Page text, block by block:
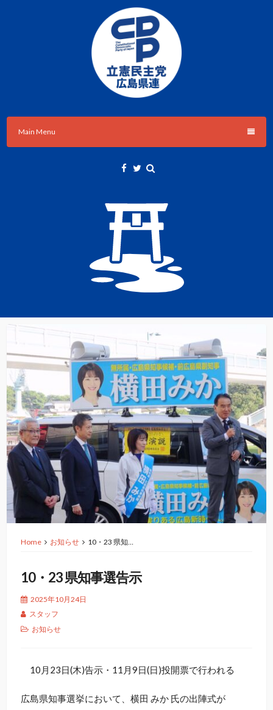
立憲民主党広島県総支部連合会
Main Menu
Home お知らせ 10・23 県知…
10・23 県知事選告示
2025年10月24日
スタッフ
お知らせ
10月23日(木)告示・11月9日(日)投開票で行われる
広島県知事選挙において、横田 みか 氏の出陣式が